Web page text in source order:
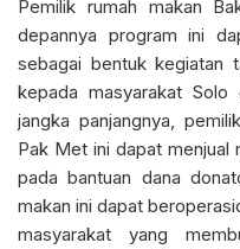
Pemilik rumah makan
depannya program ini
sebagai bentuk kegiatan
kepada masyarakat
jangka panjangnya,
Pak Met ini dapat menjual
pada bantuan dana
makan ini dapat
masyarakat yang